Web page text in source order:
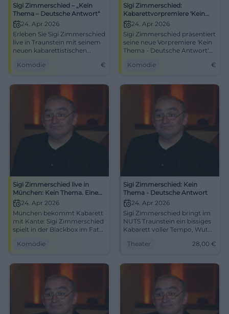
Sigi Zimmerschied – „Kein
Thema – Deutsche Antwort“
24. Apr 2026
Erleben Sie Sigi Zimmerschied
live in Traunstein mit seinem
neuen kabarettistischen
Komödie
€
Sigi Zimmerschied:
Kabarettvorpremiere 'Kein
Thema - Deutsche Antwort'
24. Apr 2026
Sigi Zimmerschied präsentiert
seine neue Vorpremiere 'Kein
Thema - Deutsche Antwort'
Traunstein.
Komödie €
Sigi Zimmerschied live in
München: Kein Thema. Eine
deutsche Antwort
24. Apr 2026
München bekommt Kabarett
mit Kante: Sigi Zimmerschied
spielt in der Blackbox im Fat
Haltung am 24.04.2026.
Komödie
Sigi Zimmerschied: Kein
Thema - Deutsche Antwort
24. Apr 2026
Sigi Zimmerschied bringt im
NUTS Traunstein ein bissiges
Kabarett voller Tempo, Wut
24.04.2026, ab 28 €.
Theater 28,00 €